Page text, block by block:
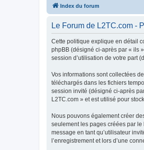
Index du forum
Le Forum de L2TC.com -
Cette politique explique en détail
phpBB (désigné ci-après par « ils
session d’utilisation de votre part
Vos informations sont collectées
téléchargés dans les fichiers
session invité (désigné ci-après
L2TC.com » et est utilisé pour
Nous pouvons également créer
seulement les pages créées par
message en tant qu’utilisateur
l’enregistrement et lors d’une